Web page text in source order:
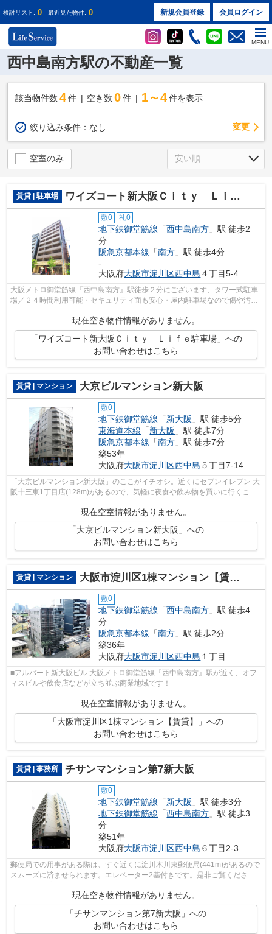
検討リスト: 0 最近見た物件: 0 新規会員登録 会員ログイン
MENU
西中島南方駅の不動産一覧
該当物件数 4件 空き数 0 件 1～4 件を表示
絞り込み条件： なし 変更
空室のみ
賃貸 | 駐車場 ワイズコート新大阪Ｃｉｔｙ Ｌｉｆｅ駐車場
敷0 礼0
地下鉄御堂筋線 「西中島南方 」駅 徒歩2
分
阪急京都本線 「南方 」駅 徒歩4分
-
大阪府大阪市淀川区西中島 ４丁目5-4
大阪メトロ御堂筋線『西中島南方』駅徒歩２分にございます、タワー式駐車
場／２４時間利用可能・セキュリティ面も安心・屋内駐車場なので傷や汚れ
現在空き物件情報がありません。
「ワイズコート新大阪Ｃｉｔｙ Ｌｉｆｅ駐車場」への
お問い合わせはこちら
賃貸 | マンション 大京ビルマンション新大阪
敷0
地下鉄御堂筋線 「新大阪 」駅 徒歩5分
東海道本線 「新大阪 」駅 徒歩7分
阪急京都本線 「南方 」駅 徒歩7分
築53年
大阪府大阪市淀川区西中島 ５丁目7-14
「大京ビルマンション新大阪」のここがイチオシ。近くにセブンイレブン 大
阪十三東1丁目店(128m)があるので、気軽に夜食や飲み物を買いに行くこと
ができます。利便性の高い駅近物件で...
現在空室情報がありません。
「大京ビルマンション新大阪」への
お問い合わせはこちら
賃貸 | マンション 大阪市淀川区1棟マンション【賃貸】
敷0
地下鉄御堂筋線 「西中島南方 」駅 徒歩4
分
阪急京都本線 「南方 」駅 徒歩2分
築36年
大阪府大阪市淀川区西中島 １丁目
■アルバート新大阪ビル 大阪メトロ御堂筋線『西中島南方』駅が近く、オフ
ィスビルや飲食店などが立ち並ぶ商業地域です！
現在空室情報がありません。
「大阪市淀川区1棟マンション【賃貸】」への
お問い合わせはこちら
賃貸 | 事務所 チサンマンション第7新大阪
敷0
地下鉄御堂筋線 「新大阪 」駅 徒歩3分
地下鉄御堂筋線 「西中島南方 」駅 徒歩3
分
築51年
大阪府大阪市淀川区西中島 ６丁目2-3
郵便局での用事がある際は、すぐ近くに淀川木川東郵便局(441m)があるので
スムーズに済ませられます。エレベーター2基付きです。是非ご覧ください
12階建ての高層建築。重たいゴミの持ち...
現在空き物件情報がありません。
「チサンマンション第7新大阪」への
お問い合わせはこちら